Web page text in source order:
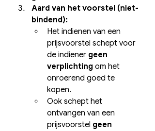
Aard van het voorstel (niet-
bindend):
Het indienen van een
prijsvoorstel schept voor
de indiener geen
verplichting om het
onroerend goed te
kopen.
Ook schept het
ontvangen van een
prijsvoorstel geen